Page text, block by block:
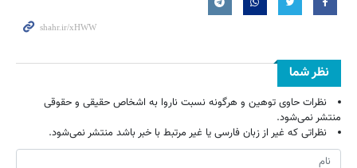
نظر شما
نظرات حاوی توهین و هرگونه نسبت ناروا به اشخاص حقیقی و حقوقی
منتشر نمی‌شود.
نظراتی که غیر از زبان فارسی یا غیر مرتبط با خبر باشد منتشر نمی‌شود.